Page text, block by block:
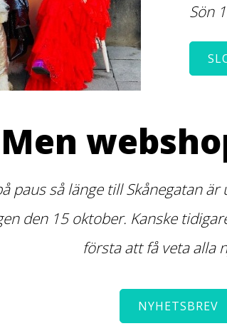
Sön
Men
paus så länge till Skånegatan
den 15 oktober. Kanske
första att få veta alla
NYHETSBREV